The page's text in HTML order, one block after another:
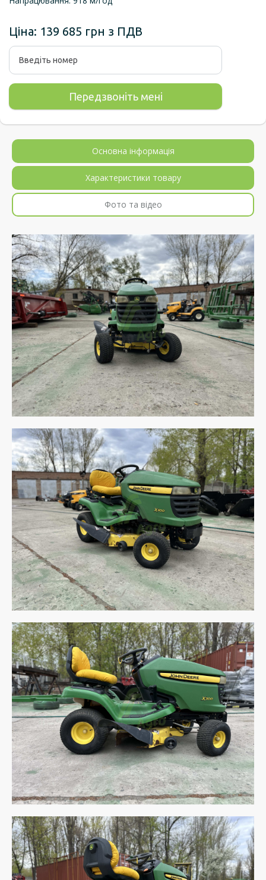
Ціна: 139 685 грн з ПДВ
Основна інформація
Характеристики товару
Фото та відео